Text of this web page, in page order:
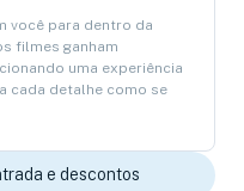
você para dentro da
filmes ganham
uma experiência
cada detalhe como se
e descontos